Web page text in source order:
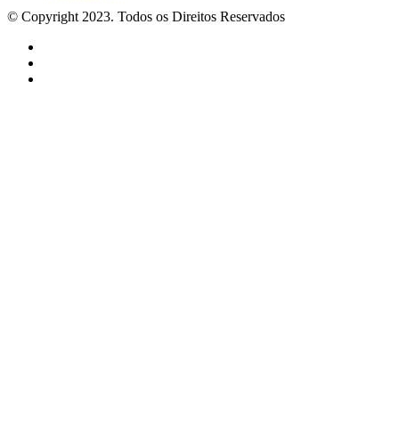
© Copyright 2023. Todos os Direitos Reservados